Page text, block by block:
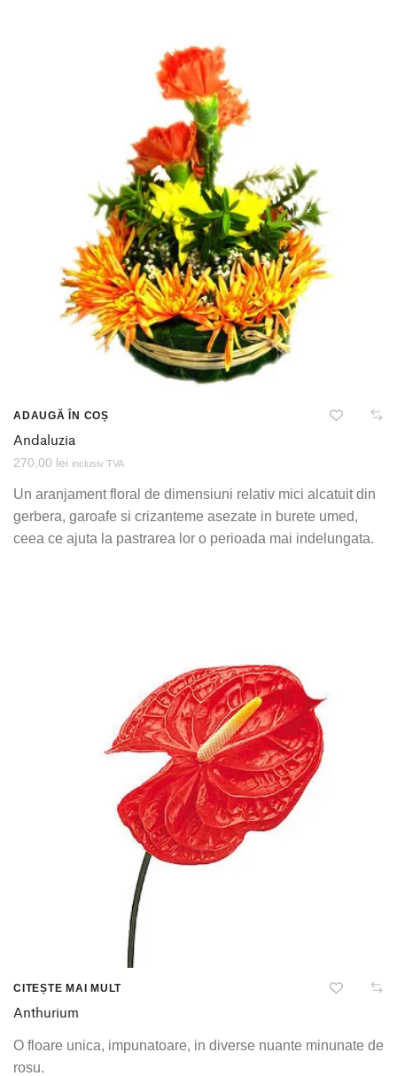
ADAUGĂ ÎN COȘ
Andaluzia
270,00 lei inclusiv TVA
Un aranjament floral de dimensiuni relativ mici alcatuit din
gerbera, garoafe si crizanteme asezate in burete umed,
ceea ce ajuta la pastrarea lor o perioada mai indelungata.
CITEȘTE MAI MULT
Anthurium
O floare unica, impunatoare, in diverse nuante minunate de
rosu.